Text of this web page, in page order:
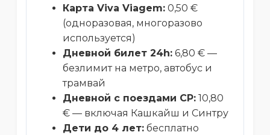
Карта Viva Viagem: 0,50 €
(одноразовая, многоразово
используется)
Дневной билет 24h: 6,80 € —
безлимит на метро, автобус и
трамвай
Дневной с поездами CP: 10,80
€ — включая Кашкайш и Синтру
Дети до 4 лет: бесплатно